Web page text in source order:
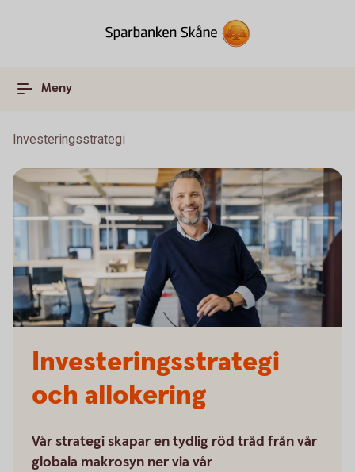
Meny
Investeringsstrategi
Investeringsstrategi
och allokering
Vår strategi skapar en tydlig röd tråd från vår
globala makrosyn ner via vår